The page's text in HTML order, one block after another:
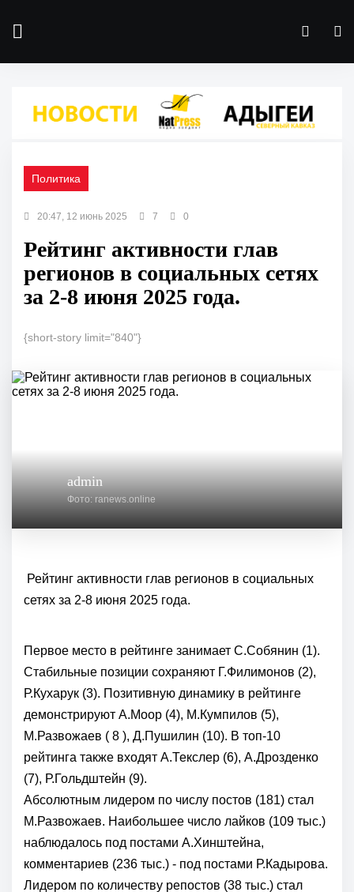
Политика
20:47, 12 июнь 2025 7 0
Рейтинг активности глав
регионов в социальных сетях
за 2-8 июня 2025 года.
{short-story limit="840"}
admin
Фото: ranews.online
Рейтинг активности глав регионов в социальных
сетях за 2-8 июня 2025 года.
Первое место в рейтинге занимает С.Собянин (1).
Стабильные позиции сохраняют Г.Филимонов (2),
Р.Кухарук (3). Позитивную динамику в рейтинге
демонстрируют А.Моор (4), М.Кумпилов (5),
М.Развожаев ( 8 ), Д.Пушилин (10). В топ-10
рейтинга также входят А.Текслер (6), А.Дрозденко
(7), Р.Гольдштейн (9).
Абсолютным лидером по числу постов (181) стал
М.Развожаев. Наибольшее число лайков (109 тыс.)
наблюдалось под постами А.Хинштейна,
комментариев (236 тыс.) - под постами Р.Кадырова.
Лидером по количеству репостов (38 тыс.) стал